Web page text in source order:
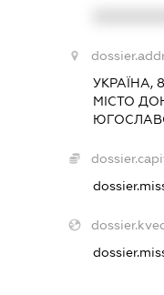
УКРАЇНА,
МІСТО